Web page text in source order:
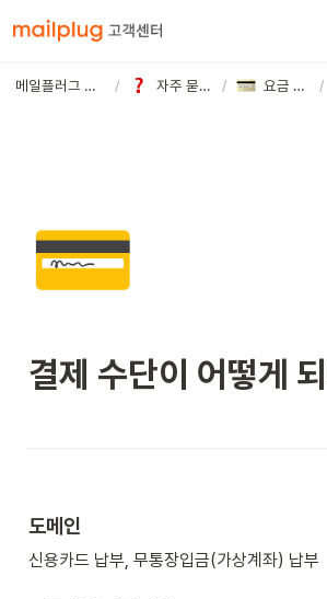
메일플러그 고객센터 / 자주 묻는 질문 / 요금 및 결제 /
💳
결제 수단이 어떻게
도메인
신용카드 납부, 무통장입금(가상계좌) 납부